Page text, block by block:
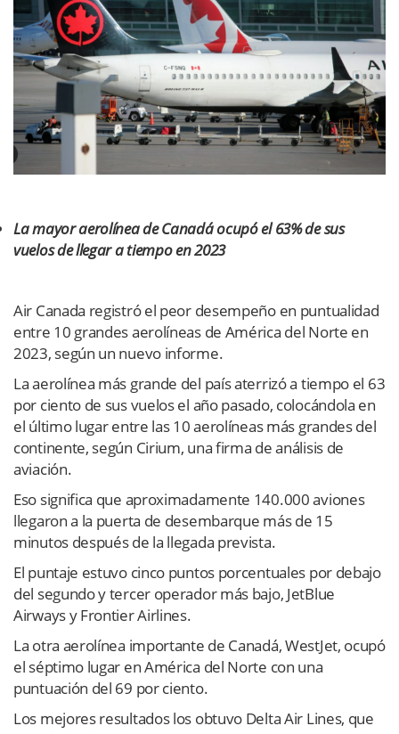
La mayor aerolínea de Canadá ocupó el 63% de sus
vuelos de llegar a tiempo en 2023
Air Canada registró el peor desempeño en puntualidad
entre 10 grandes aerolíneas de América del Norte en
2023, según un nuevo informe.
La aerolínea más grande del país aterrizó a tiempo el 63
por ciento de sus vuelos el año pasado, colocándola en
el último lugar entre las 10 aerolíneas más grandes del
continente, según Cirium, una firma de análisis de
aviación.
Eso significa que aproximadamente 140.000 aviones
llegaron a la puerta de desembarque más de 15
minutos después de la llegada prevista.
El puntaje estuvo cinco puntos porcentuales por debajo
del segundo y tercer operador más bajo, JetBlue
Airways y Frontier Airlines.
La otra aerolínea importante de Canadá, WestJet, ocupó
el séptimo lugar en América del Norte con una
puntuación del 69 por ciento.
Los mejores resultados los obtuvo Delta Air Lines, que